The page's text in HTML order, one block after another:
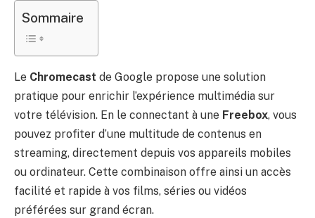
Sommaire
Le Chromecast de Google propose une solution
pratique pour enrichir l’expérience multimédia sur
votre télévision. En le connectant à une Freebox, vous
pouvez profiter d’une multitude de contenus en
streaming, directement depuis vos appareils mobiles
ou ordinateur. Cette combinaison offre ainsi un accès
facilité et rapide à vos films, séries ou vidéos
préférées sur grand écran.